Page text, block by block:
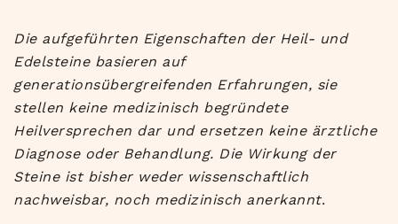
Die aufgeführten Eigenschaften der Heil- und
Edelsteine basieren auf
generationsübergreifenden Erfahrungen, sie
stellen keine medizinisch begründete
Heilversprechen dar und ersetzen keine ärztliche
Diagnose oder Behandlung. Die Wirkung der
Steine ist bisher weder wissenschaftlich
nachweisbar, noch medizinisch anerkannt.